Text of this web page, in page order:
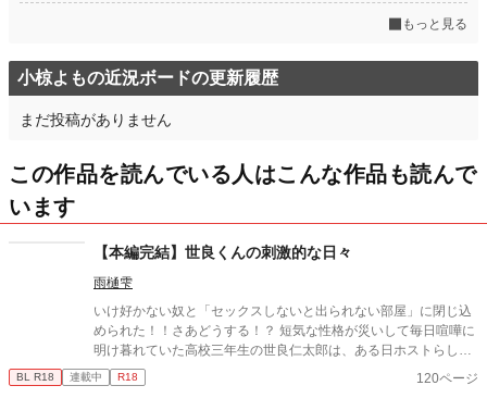
もっと見る
小椋よもの近況ボードの更新履歴
まだ投稿がありません
この作品を読んでいる人はこんな作品も読んで
います
【本編完結】世良くんの刺激的な日々
雨樋雫
いけ好かない奴と「セックスしないと出られない部屋」に閉じ込
められた！！さあどうする！？ 短気な性格が災いして毎日喧嘩に
明け暮れていた高校三年生の世良仁太郎は、ある日ホストらしき
男に営業妨害だと怒鳴られる。なにかと馬鹿にしたような物言い
をしてくる男に腹がたった仁太郎は男の胸ぐらを掴むがーー Twitt
BL R18 連載中 R18 120ページ